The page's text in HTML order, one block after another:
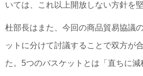
いては、これ以上開放しない方針を
杜部長はまた、今回の商品貿易協議
ットに分けて討議することで双方が
た。5つのバスケットとは「直ちに